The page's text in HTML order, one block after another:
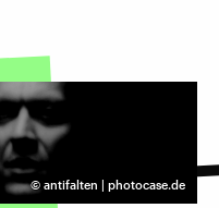
© antifalten | photocase.de